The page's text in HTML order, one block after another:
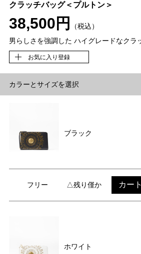
クラッチバッグ＜プルトン＞
38,500円
（税込）
男らしさを強調した ハイグレードなクラ
お気に入り登録
カラーとサイズを選択
ブラック
フリー △残り僅か カー
ホワイト